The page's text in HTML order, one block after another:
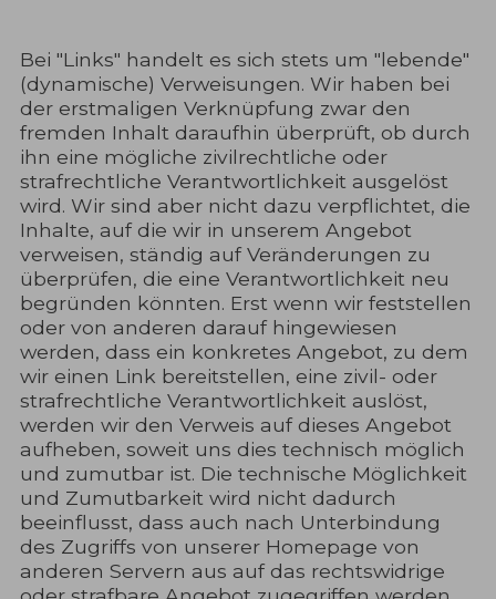
Bei "Links" handelt es sich stets um "lebende"
(dynamische) Verweisungen. Wir haben bei
der erstmaligen Verknüpfung zwar den
fremden Inhalt daraufhin überprüft, ob durch
ihn eine mögliche zivilrechtliche oder
strafrechtliche Verantwortlichkeit ausgelöst
wird. Wir sind aber nicht dazu verpflichtet, die
Inhalte, auf die wir in unserem Angebot
verweisen, ständig auf Veränderungen zu
überprüfen, die eine Verantwortlichkeit neu
begründen könnten. Erst wenn wir feststellen
oder von anderen darauf hingewiesen
werden, dass ein konkretes Angebot, zu dem
wir einen Link bereitstellen, eine zivil- oder
strafrechtliche Verantwortlichkeit auslöst,
werden wir den Verweis auf dieses Angebot
aufheben, soweit uns dies technisch möglich
und zumutbar ist. Die technische Möglichkeit
und Zumutbarkeit wird nicht dadurch
beeinflusst, dass auch nach Unterbindung
des Zugriffs von unserer Homepage von
anderen Servern aus auf das rechtswidrige